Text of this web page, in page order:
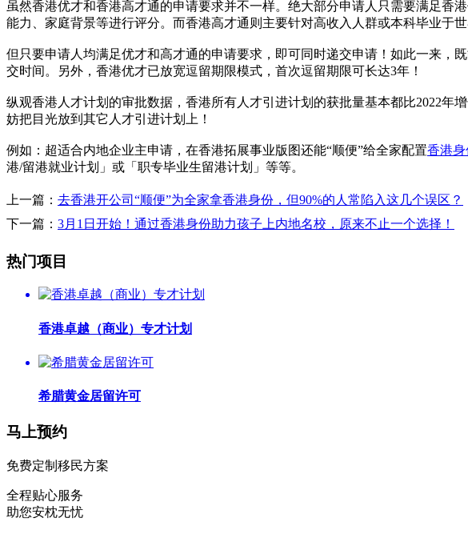
虽然香港优才和香港高才通的申请要求并不一样。绝大部分申请人只需要满足香
能力、家庭背景等进行评分。而香港高才通则主要针对高收入人群或本科毕业于
但只要申请人均满足优才和高才通的申请要求，即可同时递交申请！如此一来，
交时间。另外，香港优才已放宽逗留期限模式，首次逗留期限可长达3年！
纵观香港人才计划的审批数据，香港所有人才引进计划的获批量基本都比2022年
妨把目光放到其它人才引进计划上！
例如：超适合内地企业主申请，在香港拓展事业版图还能“顺便”给全家配置香港身
港/留港就业计划」或「职专毕业生留港计划」等等。
上一篇： 去香港开公司“顺便”为全家拿香港身份，但90%的人常陷入这几个误区？
下一篇： 3月1日开始！通过香港身份助力孩子上内地名校，原来不止一个选择！
热门项目
香港卓越（商业）专才计划
希腊黄金居留许可
马上预约
免费定制移民方案
全程贴心服务
助您安枕无忧